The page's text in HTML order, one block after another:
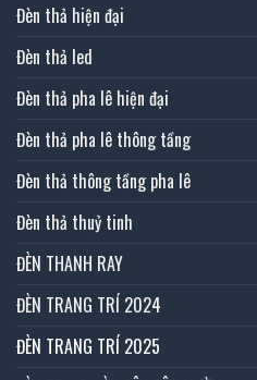
Đèn thả hiện đại
Đèn thả led
Đèn thả pha lê hiện đại
Đèn thả pha lê thông tầng
Đèn thả thông tầng pha lê
Đèn thả thuỷ tinh
ĐÈN THANH RAY
ĐÈN TRANG TRÍ 2024
ĐÈN TRANG TRÍ 2025